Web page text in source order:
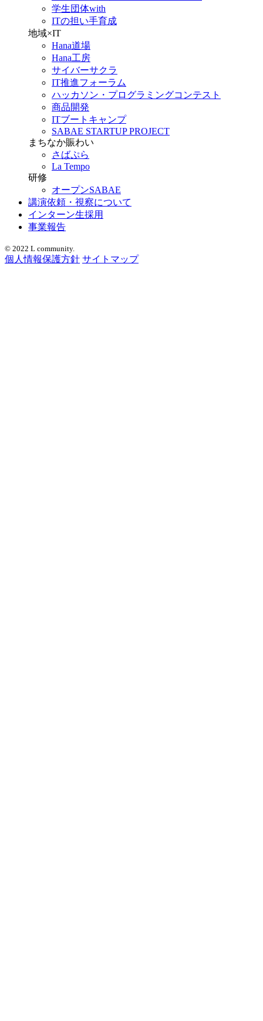
学生団体with
ITの担い手育成
地域×IT
Hana道場
Hana工房
サイバーサクラ
IT推進フォーラム
ハッカソン・プログラミングコンテスト
商品開発
ITブートキャンプ
SABAE STARTUP PROJECT
まちなか賑わい
さばぷら
La Tempo
研修
オープンSABAE
講演依頼・視察について
インターン生採用
事業報告
© 2022 L community.
個人情報保護方針 サイトマップ